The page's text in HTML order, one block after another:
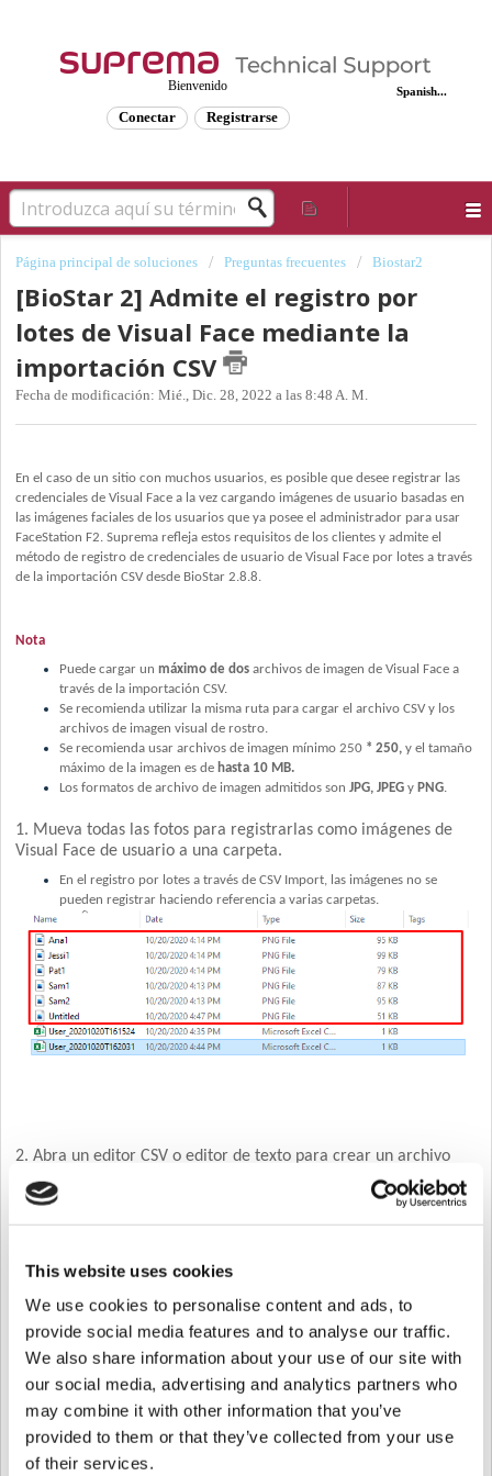
This website uses cookies
We use cookies to personalise content and ads, to
provide social media features and to analyse our traffic.
We also share information about your use of our site with
our social media, advertising and analytics partners who
may combine it with other information that you’ve
provided to them or that they’ve collected from your use
of their services.
Spanish...
Bienvenido
Conectar Registrarse
Página principal de soluciones Preguntas frecuentes Biostar2
[BioStar 2] Admite el registro por
lotes de Visual Face mediante la
importación CSV
Fecha de modificación: Mié., Dic. 28, 2022 a las 8:48 A. M.
En el caso de un sitio con muchos usuarios, es posible que desee registrar las
credenciales de Visual Face a la vez cargando imágenes de usuario basadas en
las imágenes faciales de los usuarios que ya posee el administrador para usar
FaceStation F2. Suprema refleja estos requisitos de los clientes y admite el
método de registro de credenciales de usuario de Visual Face por lotes a través
de la importación CSV desde BioStar 2.8.8.
Nota
Puede cargar un máximo de dos archivos de imagen de Visual Face a
través de la importación CSV.
Se recomienda utilizar la misma ruta para cargar el archivo CSV y los
archivos de imagen visual de rostro.
Se recomienda usar archivos de imagen mínimo 250 * 250, y el tamaño
máximo de la imagen es de hasta 10 MB.
Los formatos de archivo de imagen admitidos son JPG, JPEG y PNG.
1. Mueva todas las fotos para registrarlas como imágenes de
Visual Face de usuario a una carpeta.
En el registro por lotes a través de CSV Import, las imágenes no se
pueden registrar haciendo referencia a varias carpetas.
2. Abra un editor CSV o editor de texto para crear un archivo
CSV para ser importado desde BioStar 2.
Tenga en cuenta que puede importar hasta 2 imágenes de Visual Face.
3. Seleccione CSV Import from BioStar 2> Users.